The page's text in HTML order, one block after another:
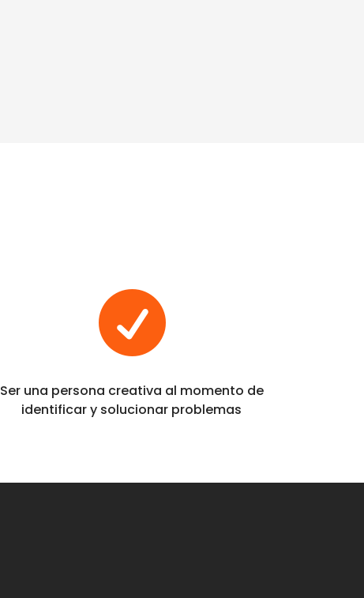

Ser una persona creativa al momento de
identificar y solucionar problemas